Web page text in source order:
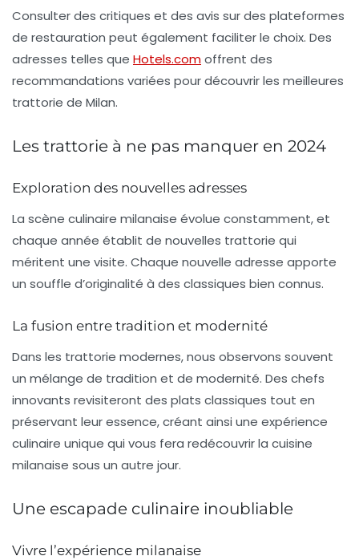
Consulter des critiques et des avis sur des plateformes
de restauration peut également faciliter le choix. Des
adresses telles que Hotels.comoffrent des
recommandations variées pour découvrir les meilleures
trattorie de Milan.
Les trattorie à ne pas manquer en 2024
Exploration des nouvelles adresses
La scène culinaire milanaise évolue constamment, et
chaque année établit de nouvelles trattorie qui
méritent une visite. Chaque nouvelle adresse apporte
un souffle d’originalité à des classiques bien connus.
La fusion entre tradition et modernité
Dans les trattorie modernes, nous observons souvent
un mélange de tradition et de modernité. Des chefs
innovants revisiteront des plats classiques tout en
préservant leur essence, créant ainsi une expérience
culinaire unique qui vous fera redécouvrir la cuisine
milanaise sous un autre jour.
Une escapade culinaire inoubliable
Vivre l’expérience milanaise